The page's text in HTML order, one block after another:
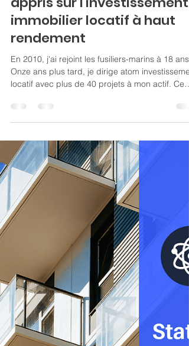
Ce que 10 ans chez les
Commandos marine m'ont
appris sur l'investissement
immobilier locatif à haut
rendement
En 2010, j'ai rejoint les fusiliers-marins à 18 ans.
locatif avec plus de 40 projets à mon actif. Ce
que l'armée m'a appris sur l'investissement
immobilier tient en quatre principes : la
préparation, le résultat, la gestion du risque, et
l'interlocuteur unique. Des principes qui ne
changent pas selon les marchés.